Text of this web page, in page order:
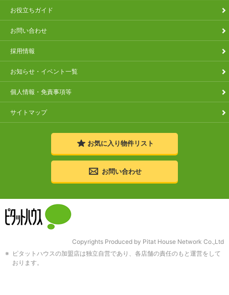
お役立ちガイド
お問い合わせ
採用情報
お知らせ・イベント一覧
個人情報・免責事項等
サイトマップ
お気に入り物件リスト
お問い合わせ
Copyrights Produced by Pitat House Network Co.,Ltd
ピタットハウスの加盟店は独立自営であり、各店舗の責任のもと運営をして
おります。